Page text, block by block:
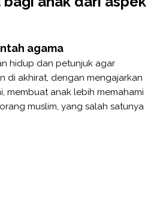
agama
hidup dan petunjuk agar
di akhirat, dengan mengajarkan
membuat anak lebih memahami
muslim, yang salah satunya